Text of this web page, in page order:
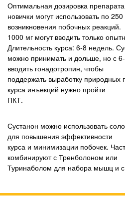
Оптимальная дозировка
новички могут использовать по
возникновения побочных реакций.
1000 мг могут вводить только
Длительность курса: 6-8 недель.
можно принимать и дольше, но с
вводить гонадотропин, чтобы
поддержать выработку
курса инъекций нужно пройти
ПКТ.
Сустанон можно использовать
для повышения эффективности
курса и минимизации побочек.
комбинируют с Тренболоном или
Туринаболом для набора мышц и